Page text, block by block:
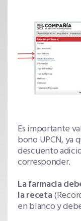
Es importante
bono UPCN, ya
descuento
corresponder.
La farmacia
la receta
en blanco y